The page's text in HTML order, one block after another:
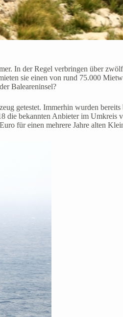
In der Regel verbringen über
sie einen von rund 75.000
Baleareninsel?
getestet. Immerhin wurden
die bekannten Anbieter im
für einen mehrere Jahre alten